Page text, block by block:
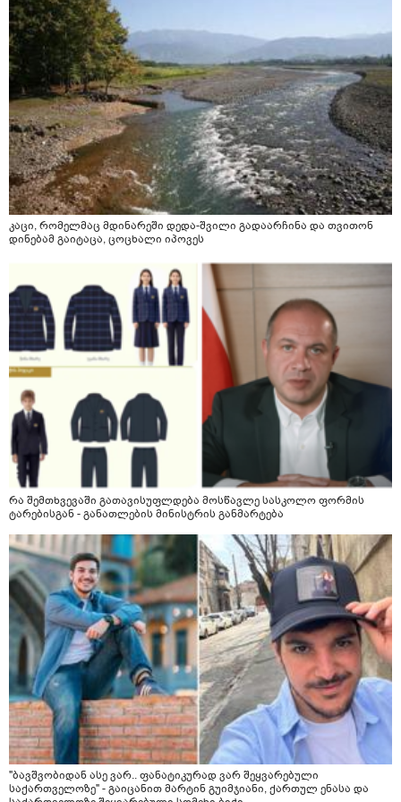
მანიპულაციები რომ თავს მოიკლავდა თუ წამოვიდოდი
მისგან ეს ტოქსიკური ურთიერთობა დავასრულე ეხლა
ისებ ასე ვარ თავბრუხვევებით და როგორ მოვიქცეე
არვიცი ბოდიში ცოყა არულად მიწერია
კაცი, რომელმაც მდინარეში დედა-შვილი გადაარჩინა და თვითონ
დინებამ გაიტაცა, ცოცხალი იპოვეს
რა შემთხვევაში გათავისუფლდება მოსწავლე სასკოლო ფორმის
ტარებისგან - განათლების მინისტრის განმარტება
"ბავშვობიდან ასე ვარ.. ფანატიკურად ვარ შეყვარებული
საქართველოზე" - გაიცანით მარტინ გუიმჯიანი, ქართულ ენასა და